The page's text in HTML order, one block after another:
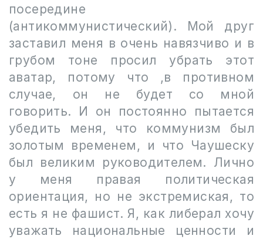
посередине
(антикоммунистический). Мой друг
заставил меня в очень навязчиво и в
грубом тоне просил убрать этот
аватар, потому что ,в противном
случае, он не будет со мной
говорить. И он постоянно пытается
убедить меня, что коммунизм был
золотым временем, и что Чаушеску
был великим руководителем. Лично
у меня правая политическая
ориентация, но не экстремиская, то
есть я не фашист. Я, как либерал хочу
уважать национальные ценности и